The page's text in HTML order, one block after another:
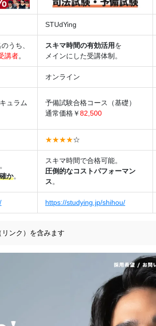
STUdYing
うち、
講者。
スキマ時間の有効活用を
メインにした受講体制。
オンライン
ュラム
予備試験合格コース（基礎）
通常価格￥82,500
★★★★☆
か。
スキマ時間で合格可能。
圧倒的なコストパフォーマン
ス。
https://studying.jp/shihou/
ンク）を含みます
）の評価は、当社の調査やユーザ
拠なくPRするものではありません。